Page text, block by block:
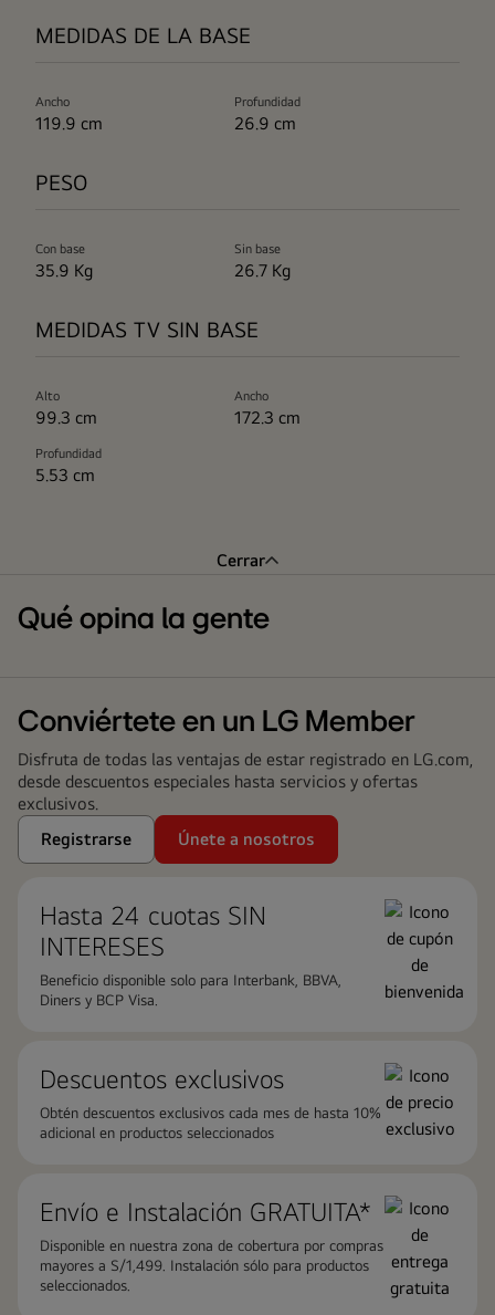
MEDIDAS DE LA BASE
Ancho
119.9 cm
Profundidad
26.9 cm
PESO
Con base
35.9 Kg
Sin base
26.7 Kg
MEDIDAS TV SIN BASE
Alto
99.3 cm
Ancho
172.3 cm
Profundidad
5.53 cm
Cerrar
Qué opina la gente
Conviértete en un LG Member
Disfruta de todas las ventajas de estar registrado en LG.com,
desde descuentos especiales hasta servicios y ofertas
exclusivos.
Registrarse
Únete a nosotros
Hasta 24 cuotas ​SIN
INTERESES
Beneficio disponible solo para Interbank, BBVA,
Diners y BCP Visa.
Descuentos exclusivos
Obtén descuentos exclusivos cada mes de hasta 10%
adicional en productos seleccionados
Envío e Instalación GRATUITA*
Disponible en nuestra zona de cobertura por compras
mayores a S/1,499. Instalación sólo para productos
seleccionados.